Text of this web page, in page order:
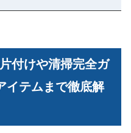
付けや清掃完全ガ
テムまで徹底解